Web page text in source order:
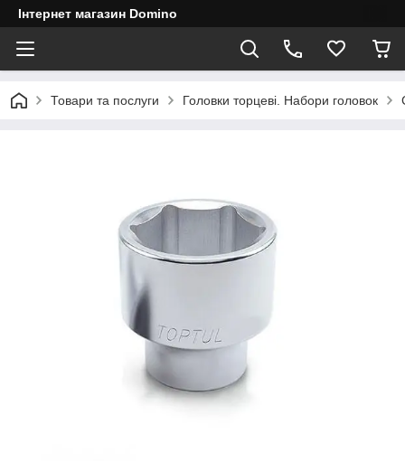
Інтернет магазин Domino
Товари та послуги Головки торцеві. Набори головок